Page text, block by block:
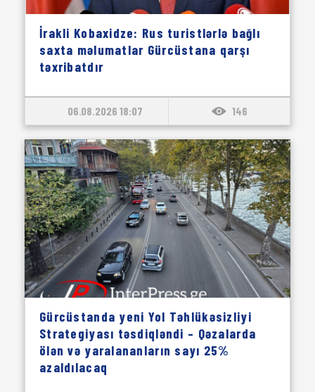
İrakli Kobaxidze: Rus turistlərlə bağlı
saxta məlumatlar Gürcüstana qarşı
təxribatdır
06.08.2026 18:07 146
Gürcüstanda yeni Yol Təhlükəsizliyi
Strategiyası təsdiqləndi – Qəzalarda
ölən və yaralananların sayı 25%
azaldılacaq